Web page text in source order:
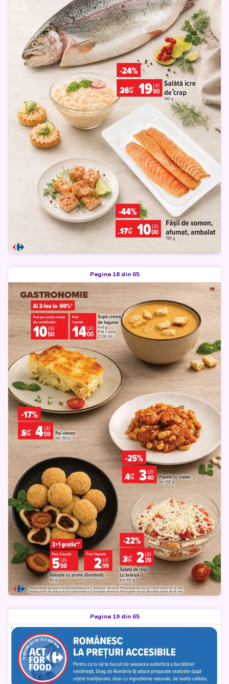
Pagina 18 din 65
Pagina 19 din 65